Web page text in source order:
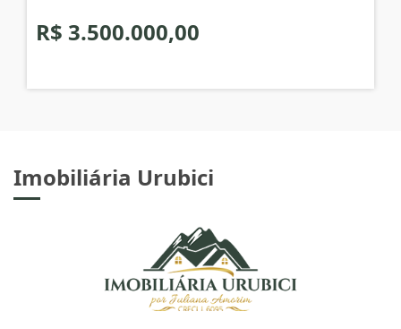
R$ 3.500.000,00
Imobiliária Urubici